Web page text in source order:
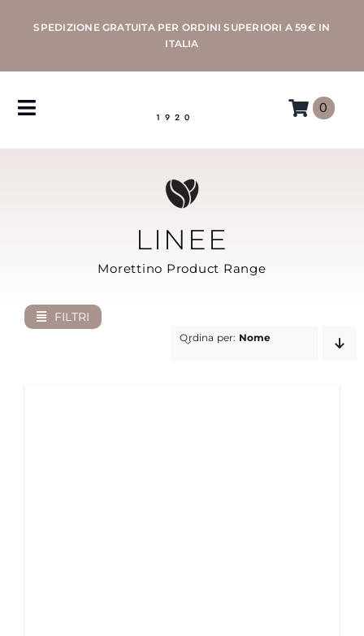
SPEDIZIONE GRATUITA PER ORDINI SUPERIORI A 59€ IN
ITALIA
1920
Toggle
Navigation
PROFESSIONAL
0
LINEE
Morettino Product Range
FILTRI
Ordina per: Nome